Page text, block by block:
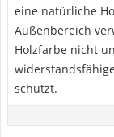
eine natürliche
Außenbereich
Holzfarbe nicht
schützt.